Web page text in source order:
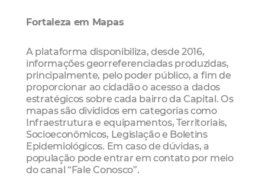
Fortaleza em Mapas
A plataforma disponibiliza, desde 2016,
informações georreferenciadas produzidas,
principalmente, pelo poder público, a fim de
proporcionar ao cidadão o acesso a dados
estratégicos sobre cada bairro da Capital. Os
mapas são divididos em categorias como
Infraestrutura e equipamentos, Territoriais,
Socioeconômicos, Legislação e Boletins
Epidemiológicos. Em caso de dúvidas, a
população pode entrar em contato por meio
do canal “Fale Conosco”.